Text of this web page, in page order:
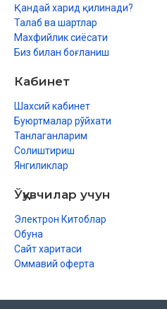
Қандай харид қилинади?
Талаб ва шартлар
Махфийлик сиёсати
Биз билан боғланиш
Кабинет
Шахсий кабинет
Буюртмалар рўйхати
Танлаганларим
Солиштириш
Янгиликлар
Ўқувчилар учун
Электрон Китоблар
Обуна
Сайт харитаси
Оммавий оферта